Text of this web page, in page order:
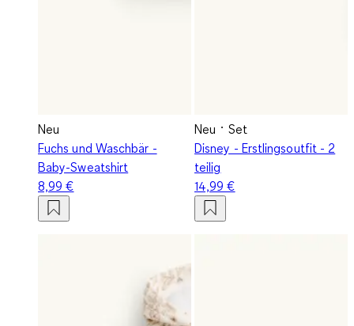
Neu
Fuchs und Waschbär -
Baby-Sweatshirt
8,99 €
Neu
Set
Disney - Erstlingsoutfit - 2
teilig
14,99 €